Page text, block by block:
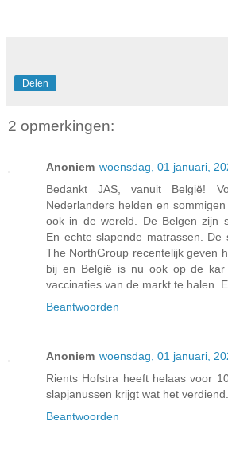
Delen
2 opmerkingen:
Anoniem woensdag, 01 januari,
Bedankt JAS, vanuit België!
Nederlanders helden en
ook in de wereld. De Belgen zijn
En echte slapende matrassen. De
The NorthGroup recentelijk geven
bij en België is nu ook op de
vaccinaties van de markt te halen.
Beantwoorden
Anoniem woensdag, 01 januari,
Rients Hofstra heeft helaas voor
slapjanussen krijgt wat het verdiend.
Beantwoorden